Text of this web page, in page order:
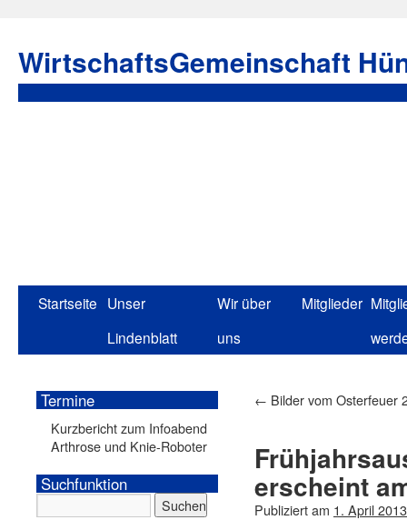
WirtschaftsGemeinschaft
Startseite Unser
Lindenblatt
Wir über
uns
Mitglieder
← Bilder vom Osterfeuer
erscheint
Publiziert am 1. April 2013
Termine
Kurzbericht zum Infoabend
Arthrose und Knie-Roboter
Suchfunktion